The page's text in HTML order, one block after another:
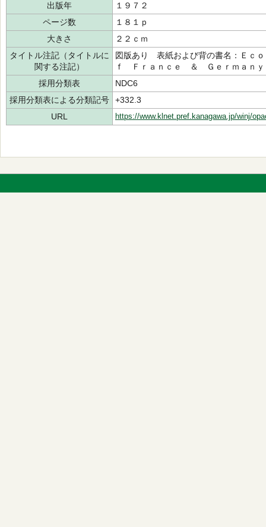
出版年
１９７２
ページ数
１８１ｐ
大きさ
２２ｃｍ
タイトル注記（タイトルに
関する注記）
図版あり 表紙および背の書名：Ｅｃ
ｆ Ｆｒａｎｃｅ ＆ Ｇｅｒｍａｎ
採用分類表
NDC6
採用分類表による分類記号
+332.3
URL
https://www.klnet.pref.kanagawa.jp/winj/